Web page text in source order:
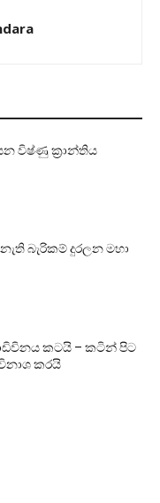
විෂ්ණු ක්‍රාන්තිය
බැරිකම් දුරලන මහා
කටයි – කටින් පිට
කරයි